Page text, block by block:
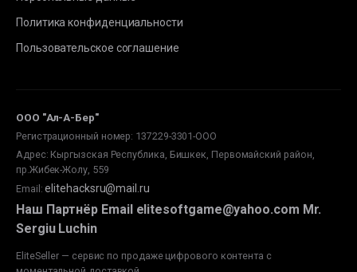
Политика конфиденциальности
Пользовательское соглашение
ООО "Ал-А-Бер"
Регистрационный номер: 137229-3301-ООО
Адрес: Кыргызская Республика, Бишкек, Первомайский район,
пр.Жибек-Жолу, 559
Email : elitehacksru@mail.ru
Наш Партнёр Email elitesoftgame@yahoo.com Mr.
Sergiu Luchin
EliteSeller — сервис по продаже цифрового контента с